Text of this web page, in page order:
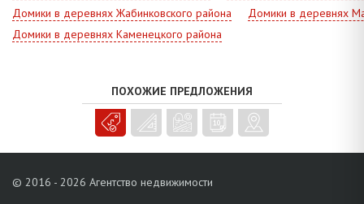
Домики в деревнях Жабинковского района
Домики в деревнях
Домики в деревнях Каменецкого района
ПОХОЖИЕ ПРЕДЛОЖЕНИЯ
© 2016 - 2026 Агентство недвижимости